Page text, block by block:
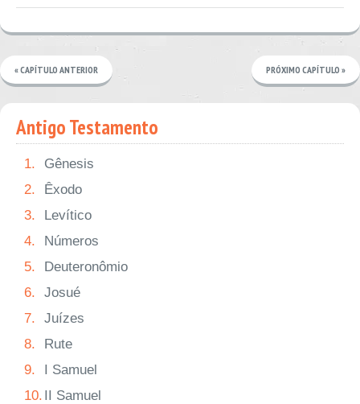
« CAPÍTULO ANTERIOR PRÓXIMO CAPÍTULO »
Antigo Testamento
1.
Gênesis
2.
Êxodo
3.
Levítico
4.
Números
5.
Deuteronômio
6.
Josué
7.
Juízes
8.
Rute
9.
I Samuel
10. II Samuel